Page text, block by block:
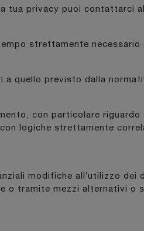
privacy puoi contattarci
strettamente
quello previsto dalla
con particolare riguardo
logiche strettamente
modifiche all’utilizzo dei
o tramite mezzi alternativi o